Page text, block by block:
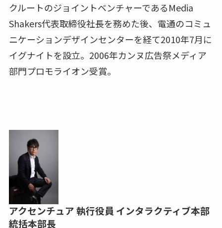
クルートのジョイントベンチャーであるMedia
Shakers代表取締役社長を務めた後、電通のコミュ
ニケーションデザインセンターを経て2010年7月に
イグナイトを設立。2006年カンヌ広告祭メディア
部門プロモライオン受賞。
アクセンチュア 執行役員 インタラクティブ本部
統括本部長